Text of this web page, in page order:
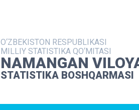
O‘ZBEKISTON RESPUBLIKASI
MILLIY STATISTIKA QO‘MITASI
NAMANGAN
STATISTIKA BOSHQARMASI